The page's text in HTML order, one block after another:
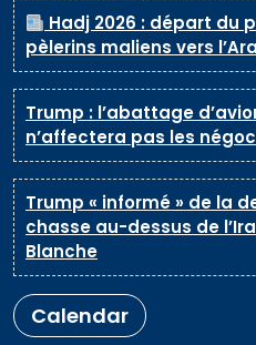
Hadj 2026 : départ du
pèlerins maliens vers
Trump : l’abattage
n’affectera pas les
Trump « informé » de la
chasse au-dessus de
Blanche
Calendar